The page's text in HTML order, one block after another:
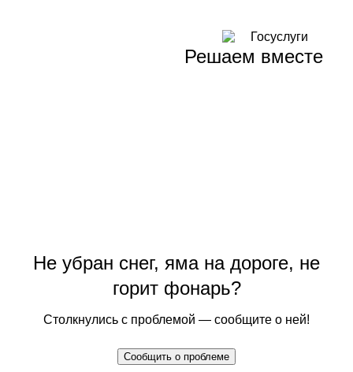
Решаем вместе
Не убран снег, яма на дороге, не
горит фонарь?
Столкнулись с проблемой — сообщите о ней!
Сообщить о проблеме